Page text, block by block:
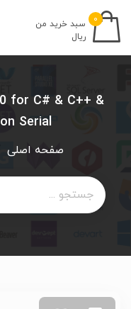
۰
سبد خرید من
ریال
for C# & C++ &
Serial
صفحه اصلی